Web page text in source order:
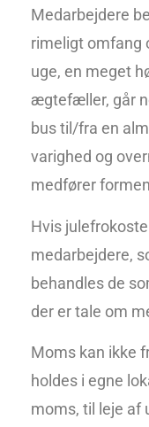
Medarbejdere
rimeligt omfang
uge, en meget
ægtefæller, går
bus til/fra en
varighed og
medfører
Hvis
medarbejdere,
behandles de
der er tale om
Moms kan ikke
holdes i egne
moms, til leje af